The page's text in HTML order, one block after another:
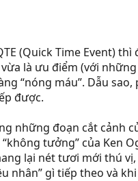
(Quick Time Event)
là ưu điểm (với
“nóng máu”. Dẫu
được.
những đoạn cắt cảnh
tưởng” của Ken
lại nét tươi mới thú
nhân” gì tiếp theo và